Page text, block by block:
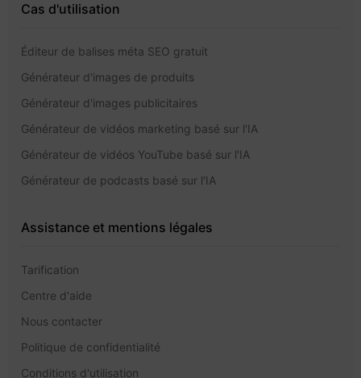
Cas d'utilisation
Éditeur de balises méta SEO gratuit
Générateur d'images de produits
Générateur d'images publicitaires
Générateur de vidéos marketing basé sur l'IA
Générateur de vidéos YouTube basé sur l'IA
Générateur de podcasts basé sur l'IA
Assistance et mentions légales
Tarification
Centre d'aide
Nous contacter
Politique de confidentialité
Conditions d'utilisation